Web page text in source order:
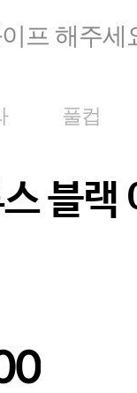
프 해주세
풀컵
블랙